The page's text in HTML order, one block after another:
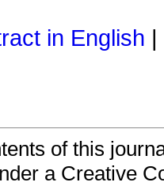
in English
of this
a Creative